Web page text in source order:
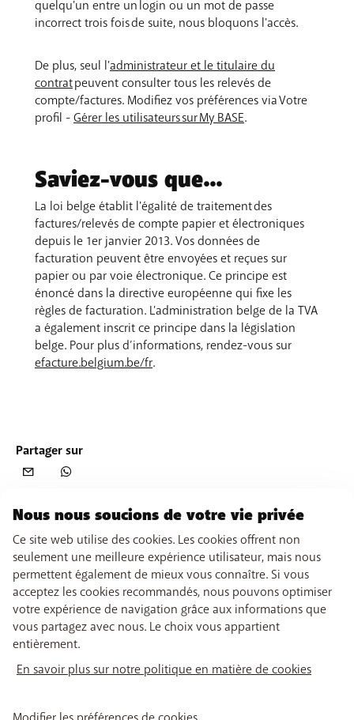
quelqu'un entre un login ou un mot de passe
incorrect trois fois de suite, nous bloquons l'accès.
De plus, seul l'administrateur et le titulaire du
contratpeuvent consulter tous les relevés de
compte/factures. Modifiez vos préférences via Votre
profil - Gérer les utilisateurs sur My BASE.
Saviez-vous que...
La loi belge établit l'égalité de traitement des
factures/relevés de compte papier et électroniques
depuis le 1er janvier 2013. Vos données de
facturation peuvent être envoyées et reçues sur
papier ou par voie électronique. Ce principe est
énoncé dans la directive européenne qui fixe les
règles de facturation. L'administration belge de la TVA
a également inscrit ce principe dans la législation
belge. Pour plus d’informations, rendez-vous sur
efacture.belgium.be/fr.
Partager sur
Nous nous soucions de votre vie privée
Ce site web utilise des cookies. Les cookies offrent non
seulement une meilleure expérience utilisateur, mais nous
permettent également de mieux vous connaître. Si vous
acceptez les cookies recommandés, nous pouvons optimiser
votre expérience de navigation grâce aux informations que
vous partagez avec nous. Le choix vous appartient
entièrement.
En savoir plus sur notre politique en matière de cookies